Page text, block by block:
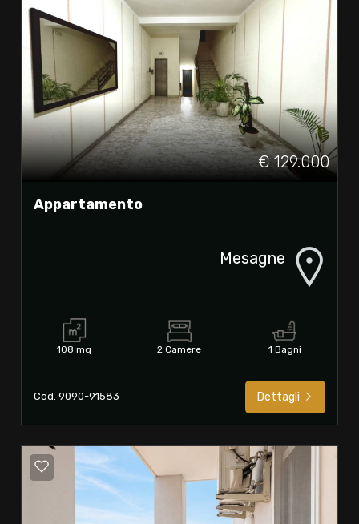
€ 129.000
Appartamento
Mesagne
108 mq 2 Camere 1 Bagni
Cod. 9090-91583 Dettagli